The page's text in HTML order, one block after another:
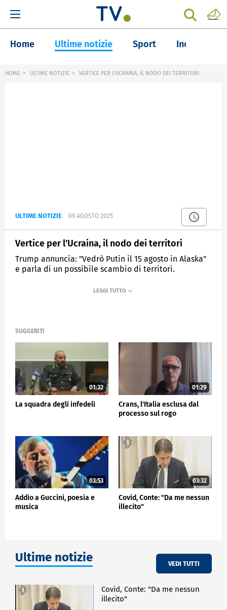
Home Ultime notizie Sport Inchieste
HOME ULTIME NOTIZIE VERTICE PER L'UCRAINA, IL NODO DEI TERRITORI
ULTIME NOTIZIE 09 AGOSTO 2025
Vertice per l'Ucraina, il nodo dei territori
Trump annuncia: "Vedrò Putin il 15 agosto in Alaska"
e parla di un possibile scambio di territori.
SUGGERITI
01:32
La squadra degli infedeli
01:29
Crans, l'Italia esclusa dal
processo sul rogo
03:53
Addio a Guccini, poesia e
musica
03:32
Covid, Conte: "Da me nessun
illecito"
Ultime notizie VEDI TUTTI
Covid, Conte: "Da me nessun
illecito"